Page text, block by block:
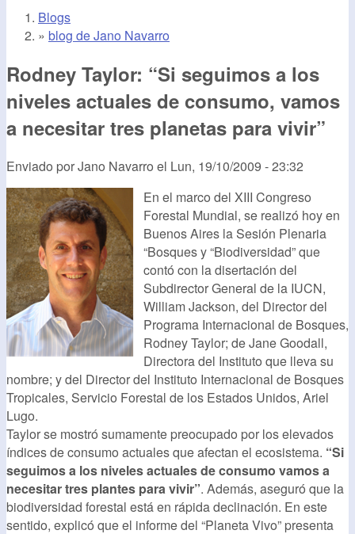
Blogs
» blog de Jano Navarro
Rodney Taylor: “Si seguimos a los
niveles actuales de consumo, vamos
a necesitar tres planetas para vivir”
Enviado porJano Navarro el Lun, 19/10/2009 - 23:32
En el marco del XIII Congreso
Forestal Mundial, se realizó hoy en
Buenos Aires la Sesión Plenaria
“Bosques y “Biodiversidad” que
contó con la disertación del
Subdirector General de la IUCN,
William Jackson, del Director del
Programa Internacional de Bosques,
Rodney Taylor; de Jane Goodall,
Directora del Instituto que lleva su
nombre; y del Director del Instituto Internacional de Bosques
Tropicales, Servicio Forestal de los Estados Unidos, Ariel
Lugo.
Taylor se mostró sumamente preocupado por los elevados
índices de consumo actuales que afectan el ecosistema. “Si
seguimos a los niveles actuales de consumo vamos a
necesitar tres plantes para vivir”. Además, aseguró que la
biodiversidad forestal está en rápida declinación. En este
sentido, explicó que el informe del “Planeta Vivo” presenta